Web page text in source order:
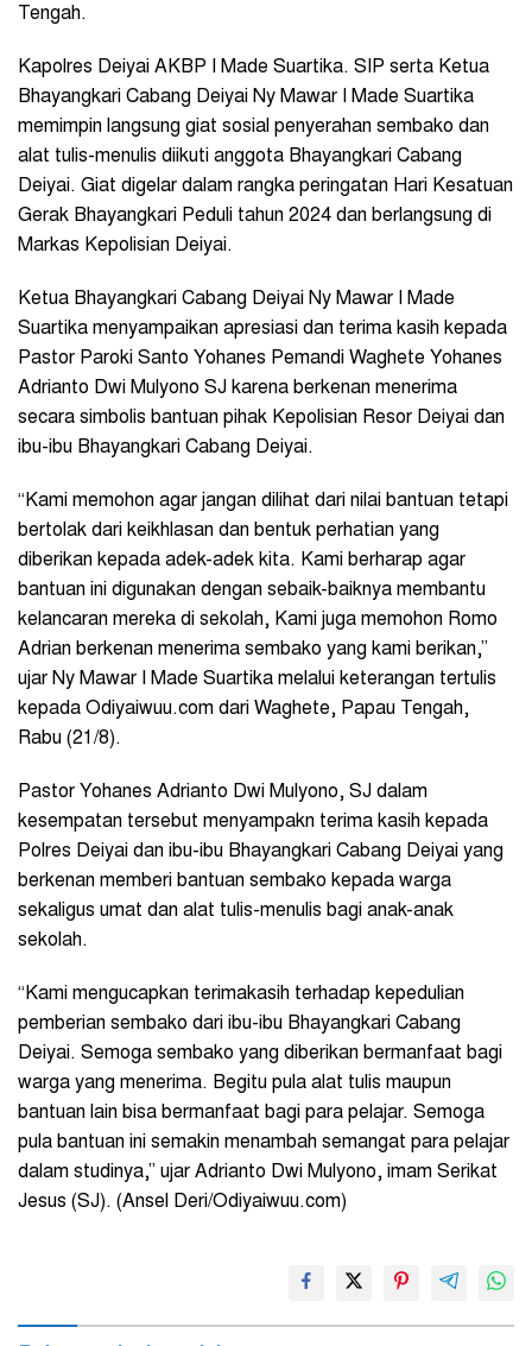
Tengah.
Kapolres Deiyai AKBP I Made Suartika. SIP serta Ketua
Bhayangkari Cabang Deiyai Ny Mawar I Made Suartika
memimpin langsung giat sosial penyerahan sembako dan
alat tulis-menulis diikuti anggota Bhayangkari Cabang
Deiyai. Giat digelar dalam rangka peringatan Hari Kesatuan
Gerak Bhayangkari Peduli tahun 2024 dan berlangsung di
Markas Kepolisian Deiyai.
Ketua Bhayangkari Cabang Deiyai Ny Mawar I Made
Suartika menyampaikan apresiasi dan terima kasih kepada
Pastor Paroki Santo Yohanes Pemandi Waghete Yohanes
Adrianto Dwi Mulyono SJ karena berkenan menerima
secara simbolis bantuan pihak Kepolisian Resor Deiyai dan
ibu-ibu Bhayangkari Cabang Deiyai.
“Kami memohon agar jangan dilihat dari nilai bantuan tetapi
bertolak dari keikhlasan dan bentuk perhatian yang
diberikan kepada adek-adek kita. Kami berharap agar
bantuan ini digunakan dengan sebaik-baiknya membantu
kelancaran mereka di sekolah, Kami juga memohon Romo
Adrian berkenan menerima sembako yang kami berikan,”
ujar Ny Mawar I Made Suartika melalui keterangan tertulis
kepada Odiyaiwuu.com dari Waghete, Papau Tengah,
Rabu (21/8).
Pastor Yohanes Adrianto Dwi Mulyono, SJ dalam
kesempatan tersebut menyampakn terima kasih kepada
Polres Deiyai dan ibu-ibu Bhayangkari Cabang Deiyai yang
berkenan memberi bantuan sembako kepada warga
sekaligus umat dan alat tulis-menulis bagi anak-anak
sekolah.
“Kami mengucapkan terimakasih terhadap kepedulian
pemberian sembako dari ibu-ibu Bhayangkari Cabang
Deiyai. Semoga sembako yang diberikan bermanfaat bagi
warga yang menerima. Begitu pula alat tulis maupun
bantuan lain bisa bermanfaat bagi para pelajar. Semoga
pula bantuan ini semakin menambah semangat para pelajar
dalam studinya,” ujar Adrianto Dwi Mulyono, imam Serikat
Jesus (SJ). (Ansel Deri/Odiyaiwuu.com)